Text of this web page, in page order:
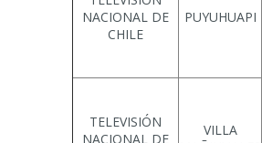
NACIONAL DE
CHILE
PUYUHUAPI
TELEVISIÓN
NACIONAL DE
VILLA